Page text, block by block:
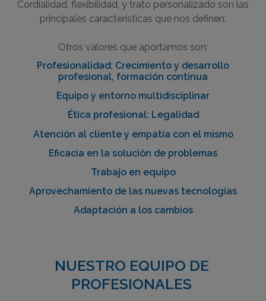
Cordialidad, flexibilidad, y trato personalizado son las
principales características que nos definen.
Otros valores que aportamos son:
Profesionalidad: Crecimiento y desarrollo
profesional, formación continua
Equipo y entorno multidisciplinar
Ética profesional: Legalidad
Atención al cliente y empatía con el mismo
Eficacia en la solución de problemas
Trabajo en equipo
Aprovechamiento de las nuevas tecnologías
Adaptación a los cambios
NUESTRO EQUIPO DE
PROFESIONALES